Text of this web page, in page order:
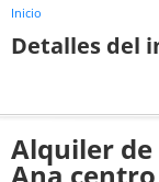
Inicio
Detalles del
Alquiler